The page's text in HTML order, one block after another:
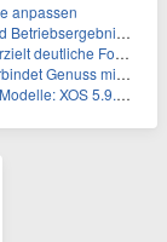
anpassen
und Barreserven in Rekordhöhe
bei ihren AI-Projekten
gegen Brustkrebs
, Lade- und Komfortfunktionen